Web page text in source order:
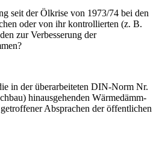
seit der Ölkrise von 1973/74 bei den
oder von ihr kontrollierten (z. B.
zur Verbesserung der
in der überarbeiteten DIN-Norm Nr.
hinausgehenden Wärmedämm-
Absprachen der öffentlichen